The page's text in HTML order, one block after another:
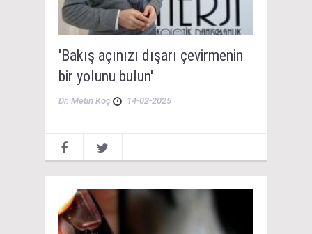
'Bakış açınızı dışarı çevirmenin
bir yolunu bulun'
Dr. Metin Koç 14-02-2025